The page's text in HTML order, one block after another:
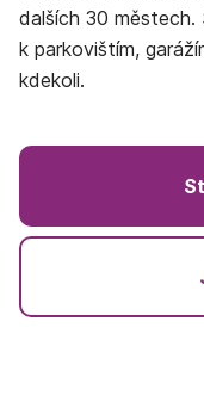
dalších 30 městech.
k parkovištím,
kdekoli.